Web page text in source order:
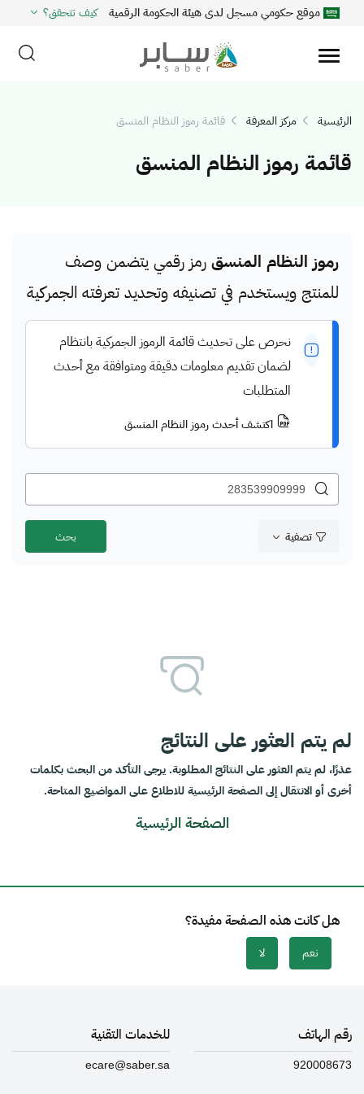
موقع حكومي مسجل لدى هيئة الحكومة الرقمية كيف تتحقق؟
الرئيسية مركز المعرفة قائمة رموز النظام المنسق
قائمة رموز النظام المنسق
رموز النظام المنسق رمز رقمي يتضمن وصف
للمنتج ويستخدم في تصنيفه وتحديد تعرفته الجمركية
نحرص على تحديث قائمة الرموز الجمركية بانتظام
لضمان تقديم معلومات دقيقة ومتوافقة مع أحدث
المتطلبات
اكتشف أحدث رموز النظام المنسق
تصفية
لم يتم العثور على النتائج
عذرًا، لم يتم العثور على النتائج المطلوبة. يرجى التأكد من البحث بكلمات
أخرى أو الانتقال إلى الصفحة الرئيسية للاطلاع على المواضيع المتاحة.
الصفحة الرئيسية
هل كانت هذه الصفحة مفيدة؟
نعم لا
رقم الهاتف
920008673
للخدمات التقنية
ecare@saber.sa